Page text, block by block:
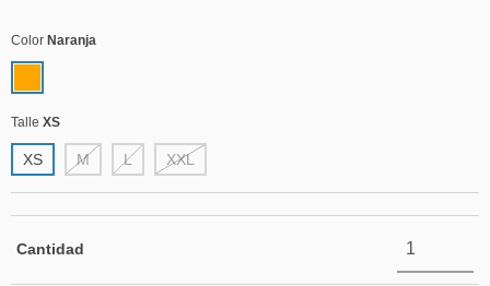
Color Naranja
Talle XS
XS M L XXL
Cantidad